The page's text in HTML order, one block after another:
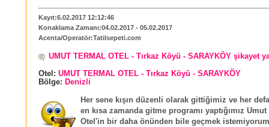
Kayıt:6.02.2017 12:12:46
Konaklama Zamanı:04.02.2017 - 05.02.2017
Acenta/Operatör:Tatilsepeti.com
UMUT TERMAL OTEL - Tırkaz Köyü - SARAYKÖY şikayet
Otel: UMUT TERMAL OTEL - Tırkaz Köyü - SARAYKÖY
Bölge: Denizli
Her sene kışın düzenli olarak gittiğimiz ve her
en kısa zamanda gitme programı yaptığımız
Otel'in bir daha önünden bile geçmek